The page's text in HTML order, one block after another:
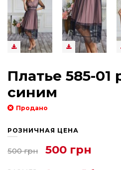
Платье 585-01
синим
Продано
РОЗНИЧНАЯ ЦЕНА
500 грн 500 грн